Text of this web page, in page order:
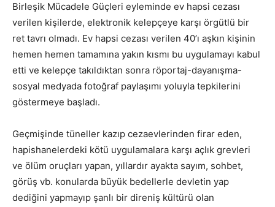
Birleşik Mücadele Güçleri eyleminde ev hapsi cezası
verilen kişilerde, elektronik kelepçeye karşı örgütlü bir
ret tavrı olmadı. Ev hapsi cezası verilen 40’ı aşkın kişinin
hemen hemen tamamına yakın kısmı bu uygulamayı kabul
etti ve kelepçe takıldıktan sonra röportaj-dayanışma-
sosyal medyada fotoğraf paylaşımı yoluyla tepkilerini
göstermeye başladı.
Geçmişinde tüneller kazıp cezaevlerinden firar eden,
hapishanelerdeki kötü uygulamalara karşı açlık grevleri
ve ölüm oruçları yapan, yıllardır ayakta sayım, sohbet,
görüş vb. konularda büyük bedellerle devletin yap
dediğini yapmayıp şanlı bir direniş kültürü olan